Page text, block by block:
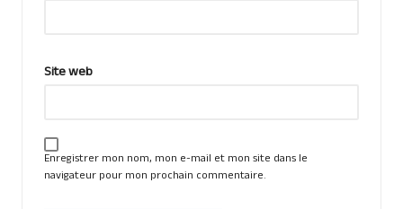
Site web
Enregistrer mon nom, mon e-mail et mon site dans le
navigateur pour mon prochain commentaire.